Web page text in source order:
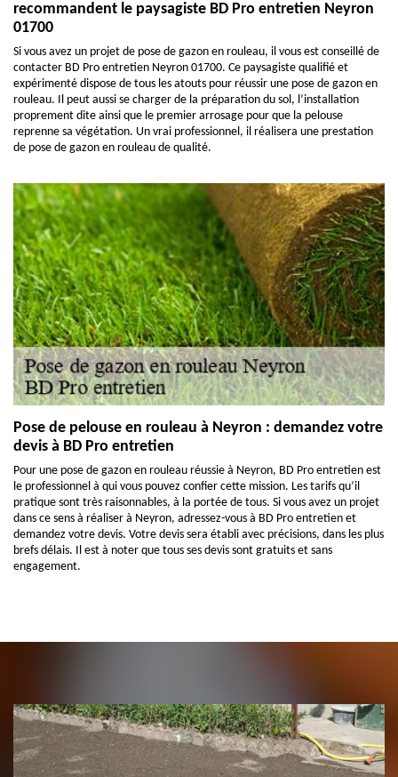
recommandent le paysagiste BD Pro entretien Neyron
01700
Si vous avez un projet de pose de gazon en rouleau, il vous est conseillé de
contacter BD Pro entretien Neyron 01700. Ce paysagiste qualifié et
expérimenté dispose de tous les atouts pour réussir une pose de gazon en
rouleau. Il peut aussi se charger de la préparation du sol, l’installation
proprement dite ainsi que le premier arrosage pour que la pelouse
reprenne sa végétation. Un vrai professionnel, il réalisera une prestation
de pose de gazon en rouleau de qualité.
Pose de pelouse en rouleau à Neyron : demandez votre
devis à BD Pro entretien
Pour une pose de gazon en rouleau réussie à Neyron, BD Pro entretien est
le professionnel à qui vous pouvez confier cette mission. Les tarifs qu’il
pratique sont très raisonnables, à la portée de tous. Si vous avez un projet
dans ce sens à réaliser à Neyron, adressez-vous à BD Pro entretien et
demandez votre devis. Votre devis sera établi avec précisions, dans les plus
brefs délais. Il est à noter que tous ses devis sont gratuits et sans
engagement.